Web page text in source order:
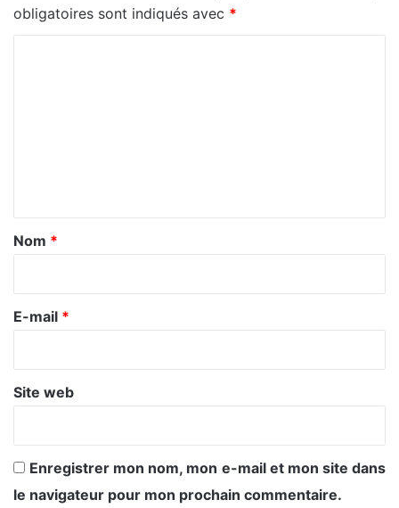
obligatoires sont indiqués avec *
a
r
e
Nom *
E-mail *
Site web
Enregistrer mon nom, mon e-mail et mon site dans
le navigateur pour mon prochain commentaire.